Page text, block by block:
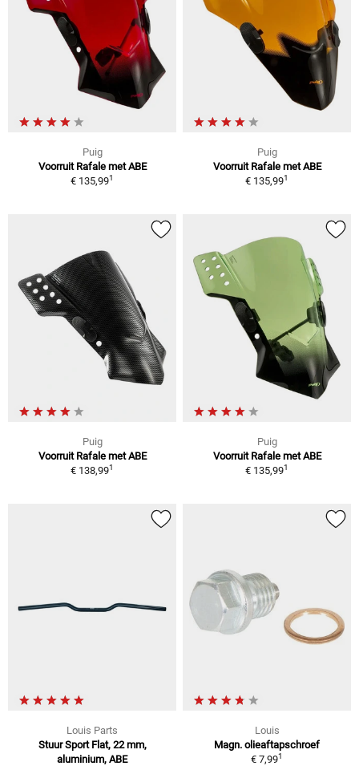
Puig
Voorruit Rafale met ABE
€ 135,991
Puig
Voorruit Rafale met ABE
€ 135,991
Puig
Voorruit Rafale met ABE
€ 138,991
Puig
Voorruit Rafale met ABE
€ 135,991
Louis Parts
Stuur Sport Flat, 22 mm,
aluminium, ABE
Louis
Magn. olieaftapschroef
€ 7,991